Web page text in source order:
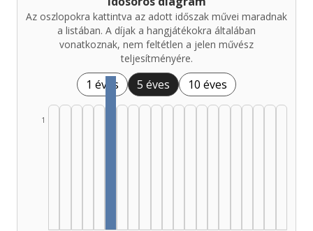
Az oszlopokra kattintva az adott időszak művei maradnak
a listában. A díjak a hangjátékokra általában
vonatkoznak, nem feltétlen a jelen művész
teljesítményére.
1 éves 5 éves 10 éves
1